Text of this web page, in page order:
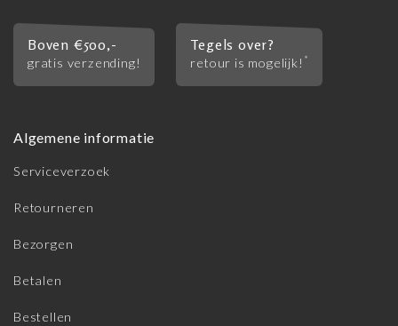
Boven €500,-
gratis verzending!
Tegels over?
retour is mogelijk! *
Algemene informatie
Serviceverzoek
Retourneren
Bezorgen
Betalen
Bestellen